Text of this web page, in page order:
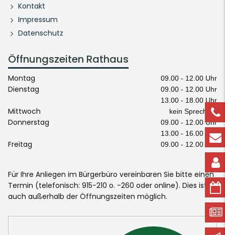
Kontakt
Impressum
Datenschutz
Öffnungszeiten Rathaus
Montag 09.00 - 12.00 Uhr
Dienstag
09.00 - 12.00 Uhr
13.00 - 18.00 Uhr
Mittwoch kein Sprechtag
Donnerstag
09.00 - 12.00 Uhr
13.00 - 16.00 Uhr
Freitag 09.00 - 12.00 Uhr
Für Ihre Anliegen im Bürgerbüro vereinbaren Sie bitte einen
Termin (telefonisch: 915-210 o. -260 oder online). Dies ist
auch außerhalb der Öffnungszeiten möglich.